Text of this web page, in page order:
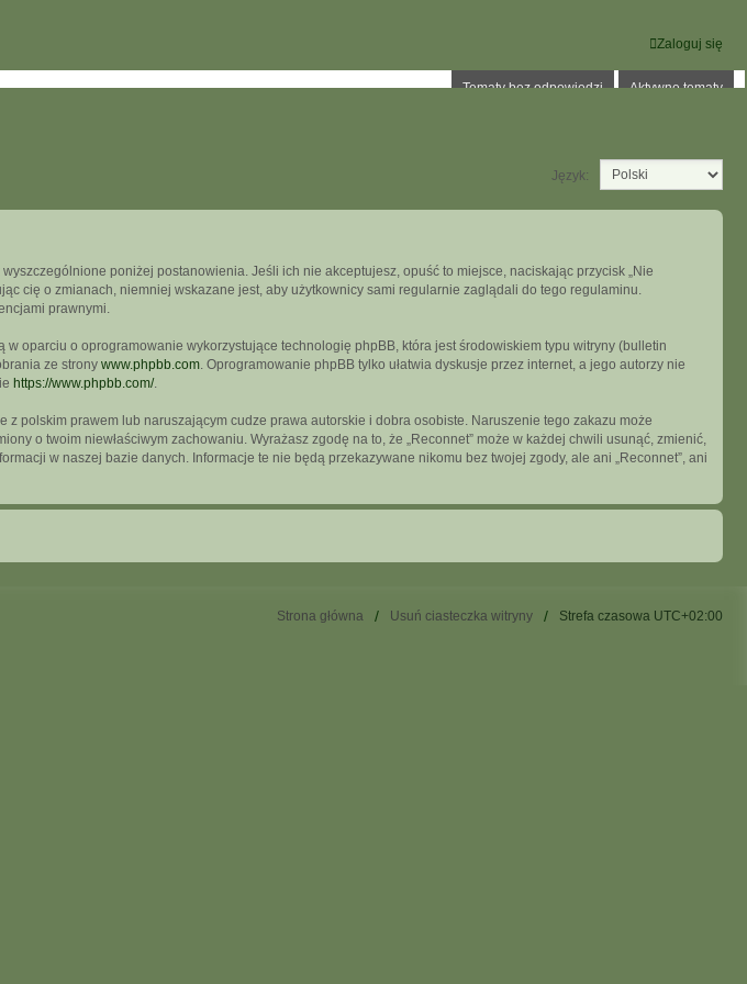
Zaloguj się
Tematy bez odpowiedzi Aktywne tematy
Język:
wyszczególnione poniżej postanowienia. Jeśli ich nie akceptujesz, opuść to miejsce, naciskając przycisk „Nie
cię o zmianach, niemniej wskazane jest, aby użytkownicy sami regularnie zaglądali do tego regulaminu.
prawnymi.
w oparciu o oprogramowanie wykorzystujące technologię phpBB, która jest środowiskiem typu witryny (bulletin
ze strony www.phpbb.com. Oprogramowanie phpBB tylko ułatwia dyskusje przez internet, a jego autorzy nie
https://www.phpbb.com/.
polskim prawem lub naruszającym cudze prawa autorskie i dobra osobiste. Naruszenie tego zakazu może
o twoim niewłaściwym zachowaniu. Wyrażasz zgodę na to, że „Reconnet” może w każdej chwili usunąć, zmienić,
w naszej bazie danych. Informacje te nie będą przekazywane nikomu bez twojej zgody, ale ani „Reconnet”, ani
Strona główna Usuń ciasteczka witryny Strefa czasowa UTC+02:00